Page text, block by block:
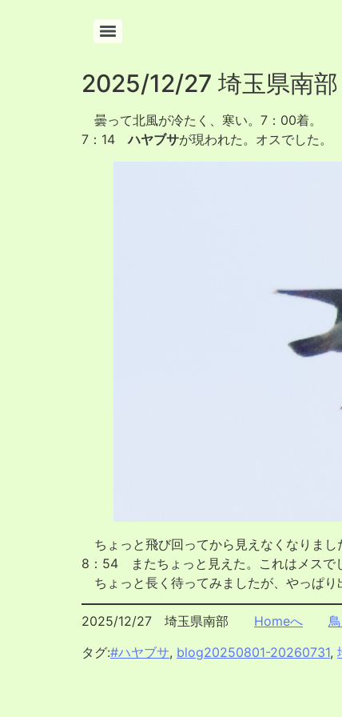
2025/12/27 埼玉県南
曇って北風が冷たく、寒い。7：00着。
7：14ハヤブサが現われた。オスでした。
ちょっと飛び回ってから見えなくなりまし
8：54 またちょっと見えた。これはメスで
ちょっと長く待ってみましたが、やっぱ
2025/12/27 埼玉県南部 Homeへ
タグ:#ハヤブサ, blog20250801-20260731,